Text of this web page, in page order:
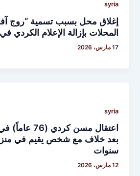
syria
إغلاق محل بسبب تسمية “روج
المحلات بإزالة الإعلام الكردي
17 مارس، 2026
syria
اعتقال مسن
بعد خلاف مع شخص يقيم في
سنوات
12 مارس، 2026